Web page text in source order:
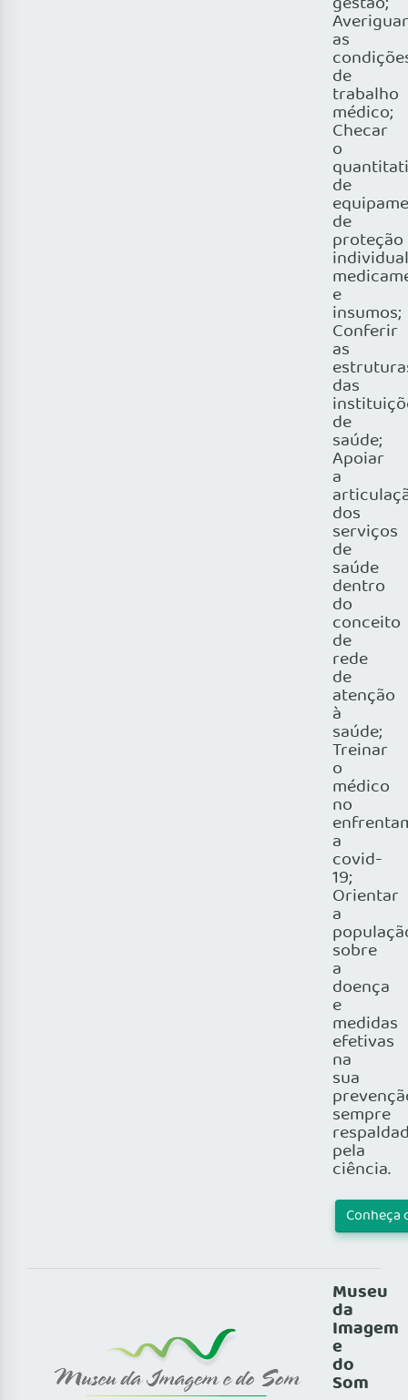
Averiguar
as
de
trabalho
médico;
Checar
o
de
de
proteção
e
insumos;
Conferir
as
das
de
saúde;
Apoiar
a
dos
serviços
de
saúde
dentro
do
conceito
de
rede
de
atenção
à
saúde;
Treinar
o
médico
no
a
covid-
19;
Orientar
a
sobre
a
doença
e
medidas
efetivas
na
sua
sempre
pela
ciência.
Conheça
Museu
da
Imagem
e
do
Som